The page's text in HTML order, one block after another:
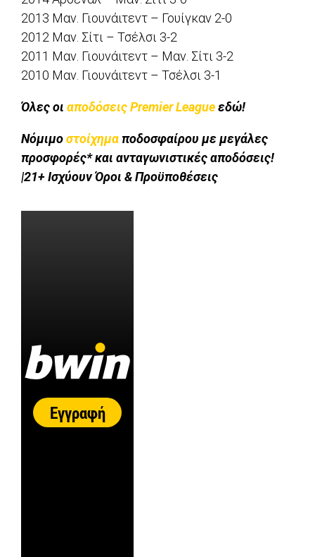
2013 Μαν. Γιουνάιτεντ – Γουίγκαν 2-0
2012 Μαν. Σίτι – Τσέλσι 3-2
2011 Μαν. Γιουνάιτεντ – Μαν. Σίτι 3-2
2010 Μαν. Γιουνάιτεντ – Τσέλσι 3-1
Όλες οι αποδόσεις Premier Leagueεδώ!
Νόμιμοστοίχημα ποδοσφαίρου με μεγάλες
προσφορές* και ανταγωνιστικές αποδόσεις!
|21+ Ισχύουν Όροι & Προϋποθέσεις